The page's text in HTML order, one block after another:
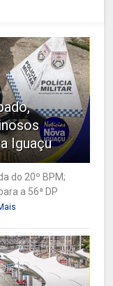
Iguaçu
do 20º BPM;
a 56ª DP